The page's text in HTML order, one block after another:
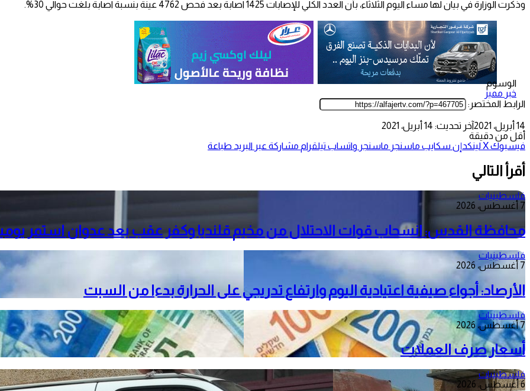
وذكرت الوزارة في بيان لها مساء اليوم الثلاثاء، بأن العدد الكلي للإصابات 1425 اصابة بعد فحص 4762 عينة بنسبة اصابة بلغت حوالي 30%.
الوسوم
خبر مميز
الرابط المختصر:
14 أبريل، 2021
آخر تحديث: 14 أبريل، 2021
أقل من دقيقة
فيسبوك‫Xلينكدإن سكايب ماسنجر ماسنجر واتساب تيلقرام مشاركة عبر البريد طباعة
أقرأ التالي
فلسطينيات
7 أغسطس، 2026
محافظة القدس: انسحاب قوات الاحتلال من مخيم قلنديا وكفر عقب بعد عدوان استمر
فلسطينيات
7 أغسطس، 2026
الأرصاد: أجواء صيفية اعتيادية اليوم وارتفاع تدريجي على الحرارة بدءا من السبت
فلسطينيات
7 أغسطس، 2026
أسعار صرف العملات
فلسطينيات
6 أغسطس، 2026